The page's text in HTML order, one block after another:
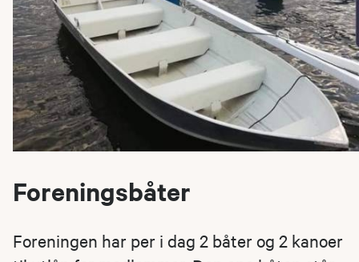
Foreningsbåter
Foreningen har per i dag 2 båter og 2 kanoer